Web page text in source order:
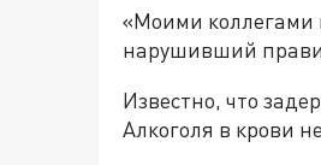
«Моими коллегами
нарушивший
Известно, что
Алкоголя в крови